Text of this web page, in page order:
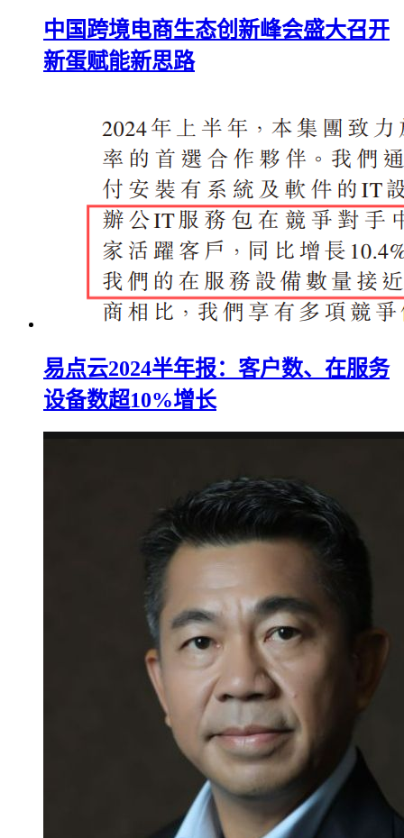
中国跨境电商生态创新峰会盛大召开
新蛋赋能新思路
易点云2024半年报：客户数、在服务
设备数超10%增长